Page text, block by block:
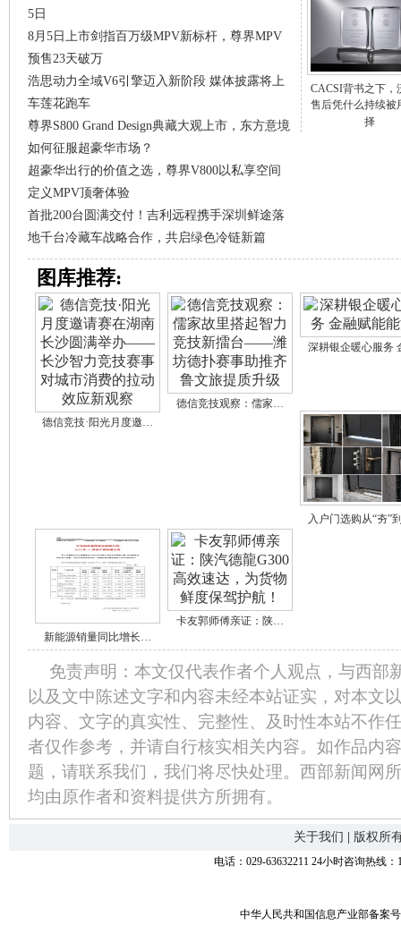
5日
8月5日上市剑指百万级MPV新标杆，尊界MPV
预售23天破万
浩思动力全域V6引擎迈入新阶段 媒体披露将上
车莲花跑车
尊界S800 Grand Design典藏大观上市，东方意境
如何征服超豪华市场？
超豪华出行的价值之选，尊界V800以私享空间
定义MPV顶奢体验
首批200台圆满交付！吉利远程携手深圳鲜途落
地千台冷藏车战略合作，共启绿色冷链新篇
CACSI背书之下，
售后凭什么持续被
择
图库推荐:
德信竞技·阳光月度邀…
德信竞技观察：儒家…
深耕银企暖心服务
入户门选购从“夯”
新能源销量同比增长…
卡友郭师傅亲证：陕…
免责声明：本文仅代表作者个人观点，与西部
以及文中陈述文字和内容未经本站证实，对本文
内容、文字的真实性、完整性、及时性本站不作
者仅作参考，并请自行核实相关内容。如作品内
题，请联系我们，我们将尽快处理。西部新闻网
均由原作者和资料提供方所拥有。
关于我们 版权所
电话：029-63632211 24小时咨询热线
中华人民共和国信息产业部备案